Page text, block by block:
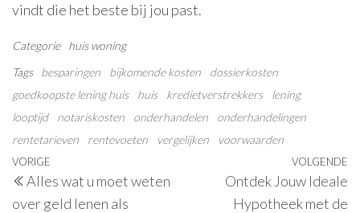
vindt die het beste bij jou past.
Categorie huis woning
Tags
besparingen bijkomende kosten
dossierkosten
goedkoopste lening huis
huis kredietverstrekkers
lening
looptijd
notariskosten onderhandelen
onderhandelingen
rentetarieven
rentevoeten vergelijken voorwaarden
Berichtnavigatie
Vorig
bericht
VORIGE
Alles wat u moet weten
over geld lenen als
VOLGENDE
Ontdek Jouw Ideale
Hypotheek met de